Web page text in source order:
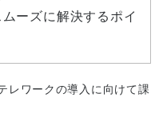
ーズに解決するポイ
レワークの導入に向けて課